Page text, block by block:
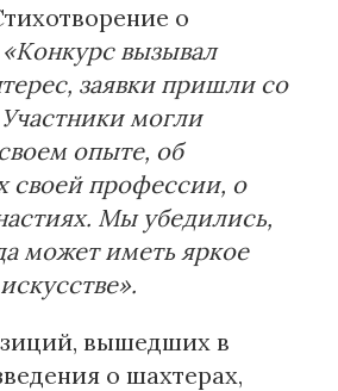
о
«Конкурс вызывал
заявки пришли со
могли
опыте, об
своей профессии, о
Мы убедились,
может иметь яркое
вышедших в
о шахтерах,